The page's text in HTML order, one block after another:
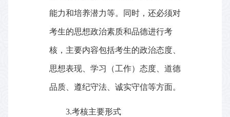
能力和培养潜力等。同时，还必须对
考生的思想政治素质和品德进行考
核，主要内容包括考生的政治态度、
思想表现、学习（工作）态度、道德
品质、遵纪守法、诚实守信等方面。
3.考核主要形式